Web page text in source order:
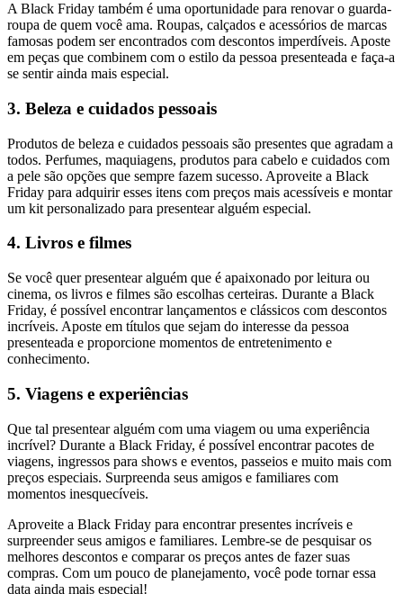
A Black Friday também é uma oportunidade para renovar o guarda-
roupa de quem você ama. Roupas, calçados e acessórios de marcas
famosas podem ser encontrados com descontos imperdíveis. Aposte
em peças que combinem com o estilo da pessoa presenteada e faça-a
se sentir ainda mais especial.
3. Beleza e cuidados pessoais
Produtos de beleza e cuidados pessoais são presentes que agradam a
todos. Perfumes, maquiagens, produtos para cabelo e cuidados com
a pele são opções que sempre fazem sucesso. Aproveite a Black
Friday para adquirir esses itens com preços mais acessíveis e montar
um kit personalizado para presentear alguém especial.
4. Livros e filmes
Se você quer presentear alguém que é apaixonado por leitura ou
cinema, os livros e filmes são escolhas certeiras. Durante a Black
Friday, é possível encontrar lançamentos e clássicos com descontos
incríveis. Aposte em títulos que sejam do interesse da pessoa
presenteada e proporcione momentos de entretenimento e
conhecimento.
5. Viagens e experiências
Que tal presentear alguém com uma viagem ou uma experiência
incrível? Durante a Black Friday, é possível encontrar pacotes de
viagens, ingressos para shows e eventos, passeios e muito mais com
preços especiais. Surpreenda seus amigos e familiares com
momentos inesquecíveis.
Aproveite a Black Friday para encontrar presentes incríveis e
surpreender seus amigos e familiares. Lembre-se de pesquisar os
melhores descontos e comparar os preços antes de fazer suas
compras. Com um pouco de planejamento, você pode tornar essa
data ainda mais especial!